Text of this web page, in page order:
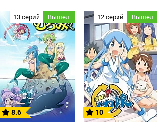
13 серий Вышел
8.6
12 серий Вышел
10